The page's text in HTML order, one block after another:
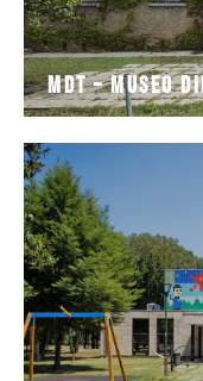
MDT –
Planetario
Immerso nei
Pubblici, il
del Museo MAR dal